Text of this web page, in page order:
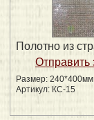
Полотно из
Размер: 240*400мм
Артикул: КС-15